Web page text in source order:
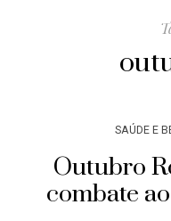
SAÚDE E
Outubro
combate